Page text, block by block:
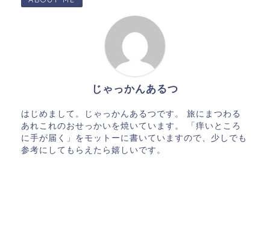
じゃっかんあるつ
はじめまして。じゃっかんあるつです。 旅にまつわる
あれこれのおせっかいを焼いています。 「痒いところ
に手が届く」をモットーに書いていますので、少しでも
参考にしてもらえたら嬉しいです。